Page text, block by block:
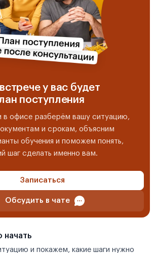
у вас будет
поступления
в офисе разберём вашу ситуацию,
и срокам, объясним
обучения и поможем понять,
шаг сделать именно вам.
Записаться
Обсудить в чате
начать
и покажем, какие шаги нужно